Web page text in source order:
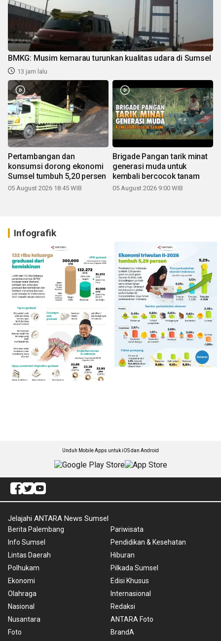
BMKG: Musim kemarau turunkan kualitas udara di Sumsel
13 jam lalu
Pertambangan dan
konsumsi dorong ekonomi
Sumsel tumbuh 5,20 persen
05 August 2026 18:45 WIB
Brigade Pangan tarik minat
generasi muda untuk
kembali bercocok tanam
05 August 2026 9:00 WIB
Infografik
Unduh Mobile Apps untuk iOS dan Android
Jelajahi ANTARA News Sumsel
Berita Palembang
Info Sumsel
Lintas Daerah
Polhukam
Ekonomi
Olahraga
Nasional
Nusantara
Foto
Pariwisata
Pendidikan & Kesehatan
Hiburan
Pilkada Sumsel
Edisi Khusus
Internasional
Redaksi
ANTARA Foto
BrandA